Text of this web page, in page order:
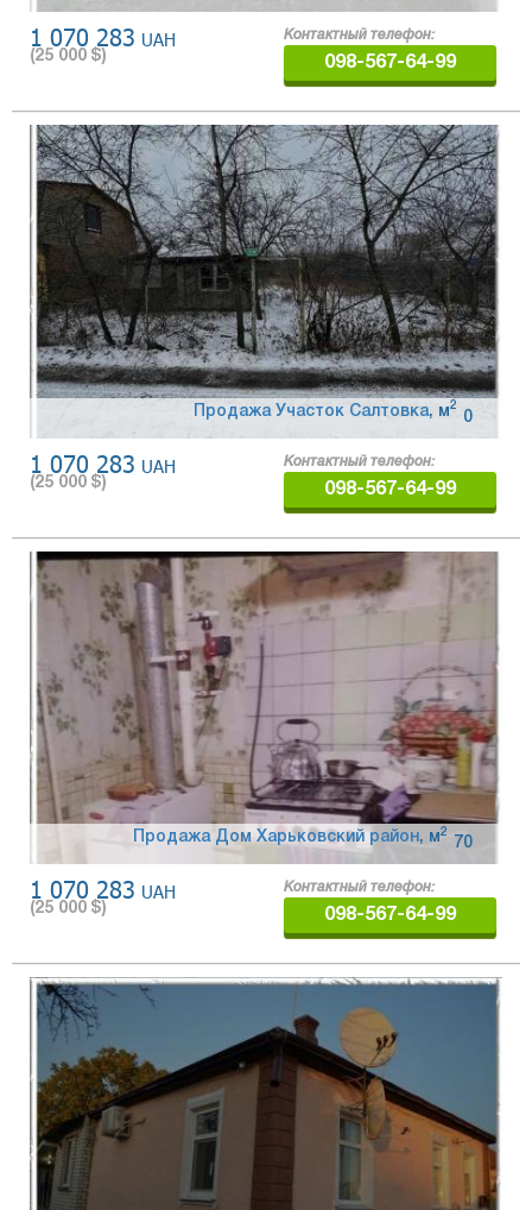
1 070 283 UAH
(25 000 $)
Контактный телефон:
098-567-64-99
Продажа Участок Салтовка, 0
м2
1 070 283 UAH
(25 000 $)
Контактный телефон:
098-567-64-99
Продажа Дом Харьковский район , 70
м 2
1 070 283 UAH
(25 000 $)
Контактный телефон:
098-567-64-99